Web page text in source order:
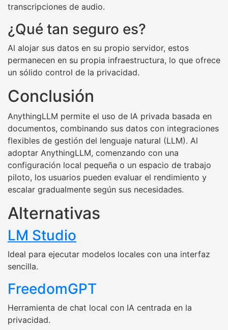
transcripciones de audio.
¿Qué tan seguro es?
Al alojar sus datos en su propio servidor, estos
permanecen en su propia infraestructura, lo que ofrece
un sólido control de la privacidad.
Conclusión
AnythingLLM permite el uso de IA privada basada en
documentos, combinando sus datos con integraciones
flexibles de gestión del lenguaje natural (LLM). Al
adoptar AnythingLLM, comenzando con una
configuración local pequeña o un espacio de trabajo
piloto, los usuarios pueden evaluar el rendimiento y
escalar gradualmente según sus necesidades.
Alternativas
LM Studio
Ideal para ejecutar modelos locales con una interfaz
sencilla.
FreedomGPT
Herramienta de chat local con IA centrada en la
privacidad.